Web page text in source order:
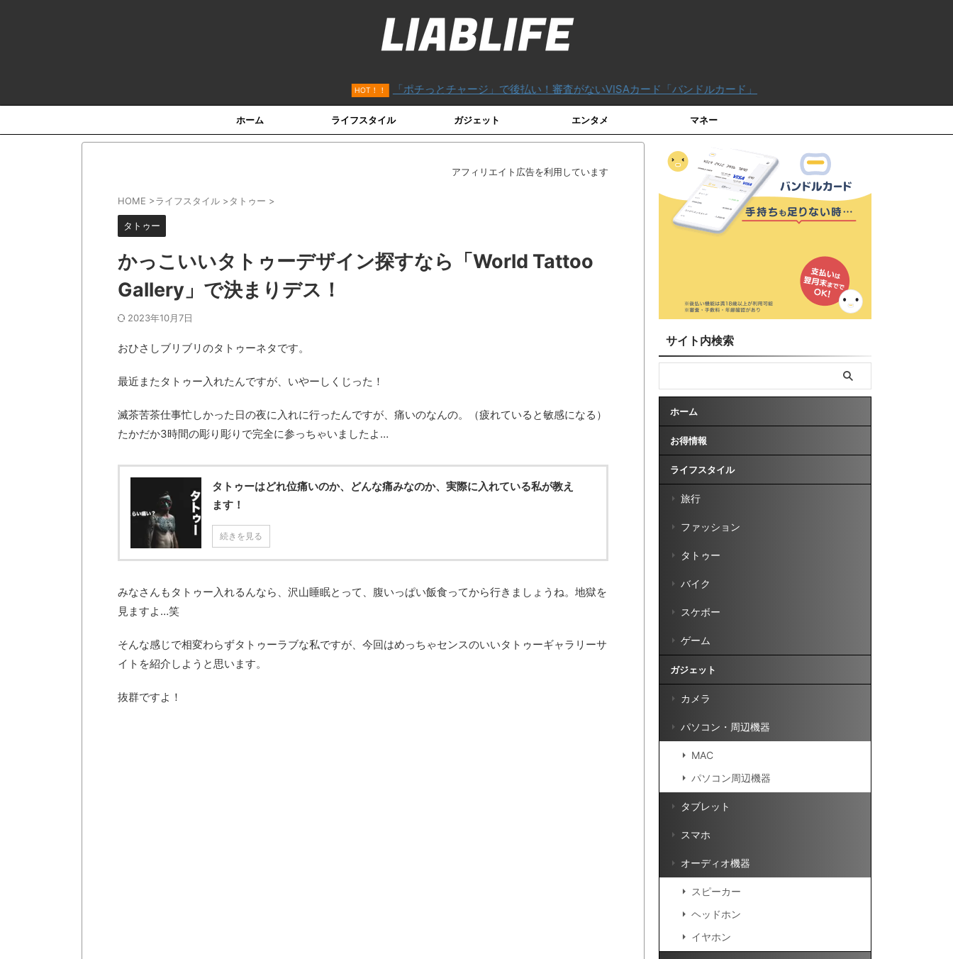
「ポチっとチャージ」で後払い！審査がないVISAカード「バンドルカード」
ホーム ライフスタイル ガジェット エンタメ マネー
アフィリエイト広告を利用しています
HOME >ライフスタイル >タトゥー >
タトゥー
かっこいいタトゥーデザイン探すなら「World Tattoo
Gallery」で決まりデス！
2023年10月7日
おひさしブリブリのタトゥーネタです。
最近またタトゥー入れたんですが、いやーしくじった！
滅茶苦茶仕事忙しかった日の夜に入れに行ったんですが、痛いのなんの。（疲れていると敏感になる）
たかだか3時間の彫り彫りで完全に参っちゃいましたよ…
タトゥーはどれ位痛いのか、どんな痛みなのか、実際に入れている私が教え
ます！
続きを見る
みなさんもタトゥー入れるんなら、沢山睡眠とって、腹いっぱい飯食ってから行きましょうね。地獄を
見ますよ…笑
そんな感じで相変わらずタトゥーラブな私ですが、今回はめっちゃセンスのいいタトゥーギャラリーサ
イトを紹介しようと思います。
抜群ですよ！
サイト内検索
ホーム
お得情報
ライフスタイル
旅行
ファッション
タトゥー
バイク
スケボー
ゲーム
ガジェット
カメラ
パソコン・周辺機器
MAC
パソコン周辺機器
タブレット
スマホ
オーディオ機器
スピーカー
ヘッドホン
イヤホン